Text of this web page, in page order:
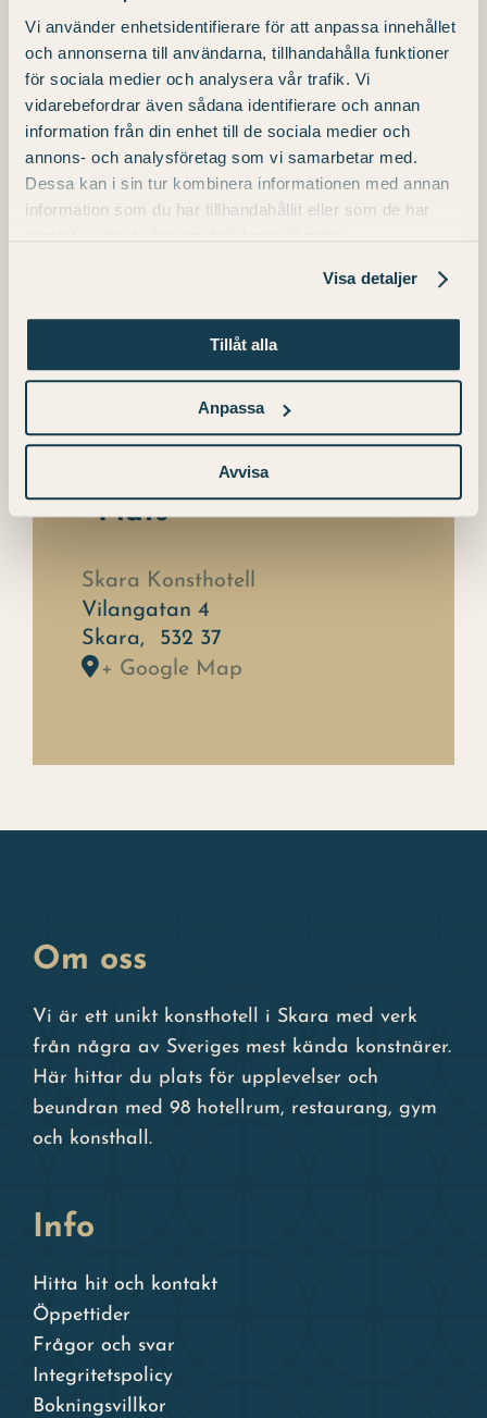
Vi använder enhetsidentifierare för att anpassa innehållet
och annonserna till användarna, tillhandahålla funktioner
för sociala medier och analysera vår trafik. Vi
vidarebefordrar även sådana identifierare och annan
information från din enhet till de sociala medier och
annons- och analysföretag som vi samarbetar med.
Dessa kan i sin tur kombinera informationen med annan
information som du har tillhandahållit eller som de har
Visa detaljer
Tillåt alla
Anpassa
Avvisa
Telefon
+46 (0) 511 – 31 00 00
E-post
info.konst@julahotell.se
Plats
Skara Konsthotell
Vilangatan 4
Skara,
532 37
+ Google Map
Om oss
Vi är ett unikt konsthotell i Skara med verk
från några av Sveriges mest kända konstnärer.
Här hittar du plats för upplevelser och
beundran med 98 hotellrum, restaurang, gym
och konsthall.
Info
Hitta hit och kontakt
Öppettider
Frågor och svar
Integritetspolicy
Bokningsvillkor